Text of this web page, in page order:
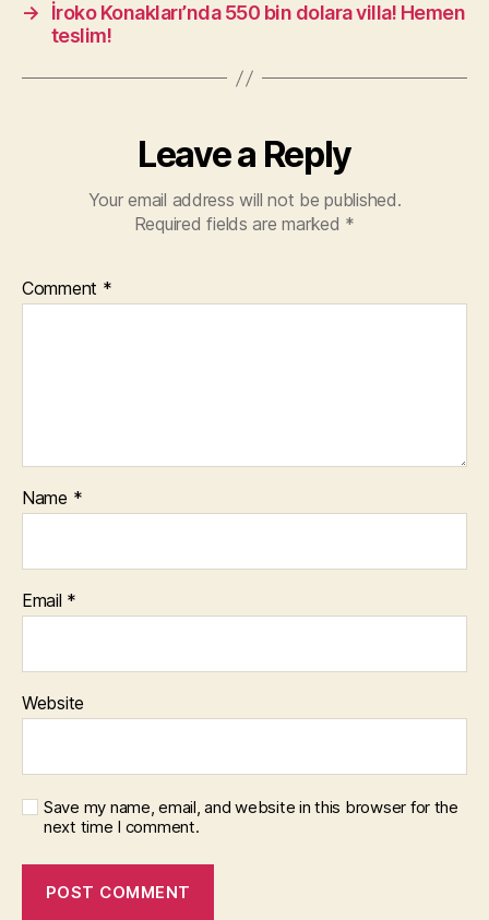
→
İroko Konakları’nda 550 bin dolara villa! Hemen
teslim!
Leave a Reply
Your email address will not be published.
Required fields are marked *
Comment *
Name *
Email *
Website
Save my name, email, and website in this browser for the
next time I comment.